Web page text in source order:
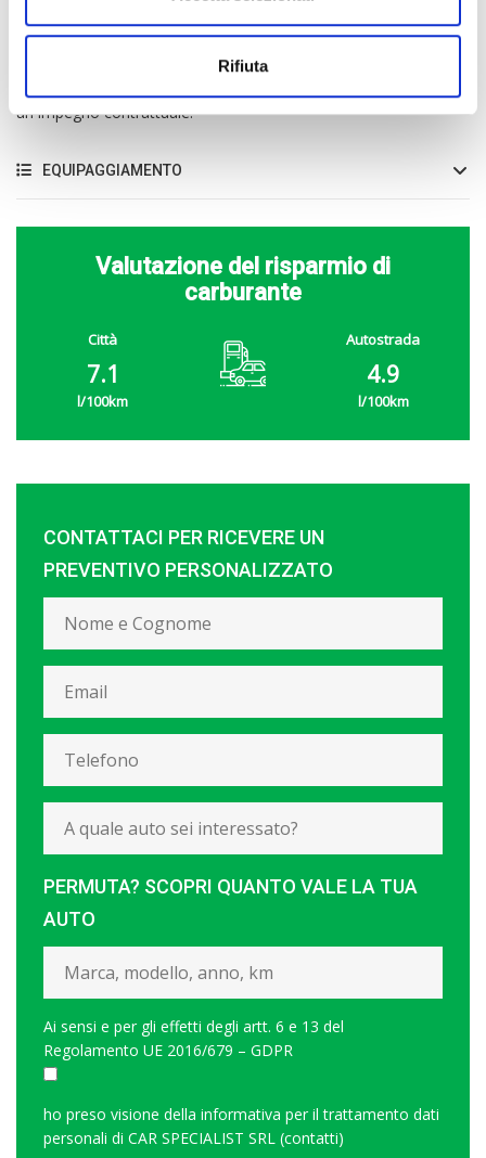
Rifiuta
valutazione d’acquisto in tempo reale oppure gestirla in conto
vendita, inserendola sui nostri portali.
Car Specialist S.r.l. declina ogni responsabilità per eventuali
un impegno contrattuale.
EQUIPAGGIAMENTO
Valutazione del risparmio di
carburante
Città
7.1
Autostrada
4.9
CONTATTACI PER RICEVERE UN
PREVENTIVO PERSONALIZZATO
PERMUTA? SCOPRI QUANTO VALE LA TUA
AUTO
Ai sensi e per gli effetti degli artt. 6 e 13 del
Regolamento UE 2016/679 – GDPR
ho preso visione della informativa per il trattamento dati
personali di CAR SPECIALIST SRL (contatti)